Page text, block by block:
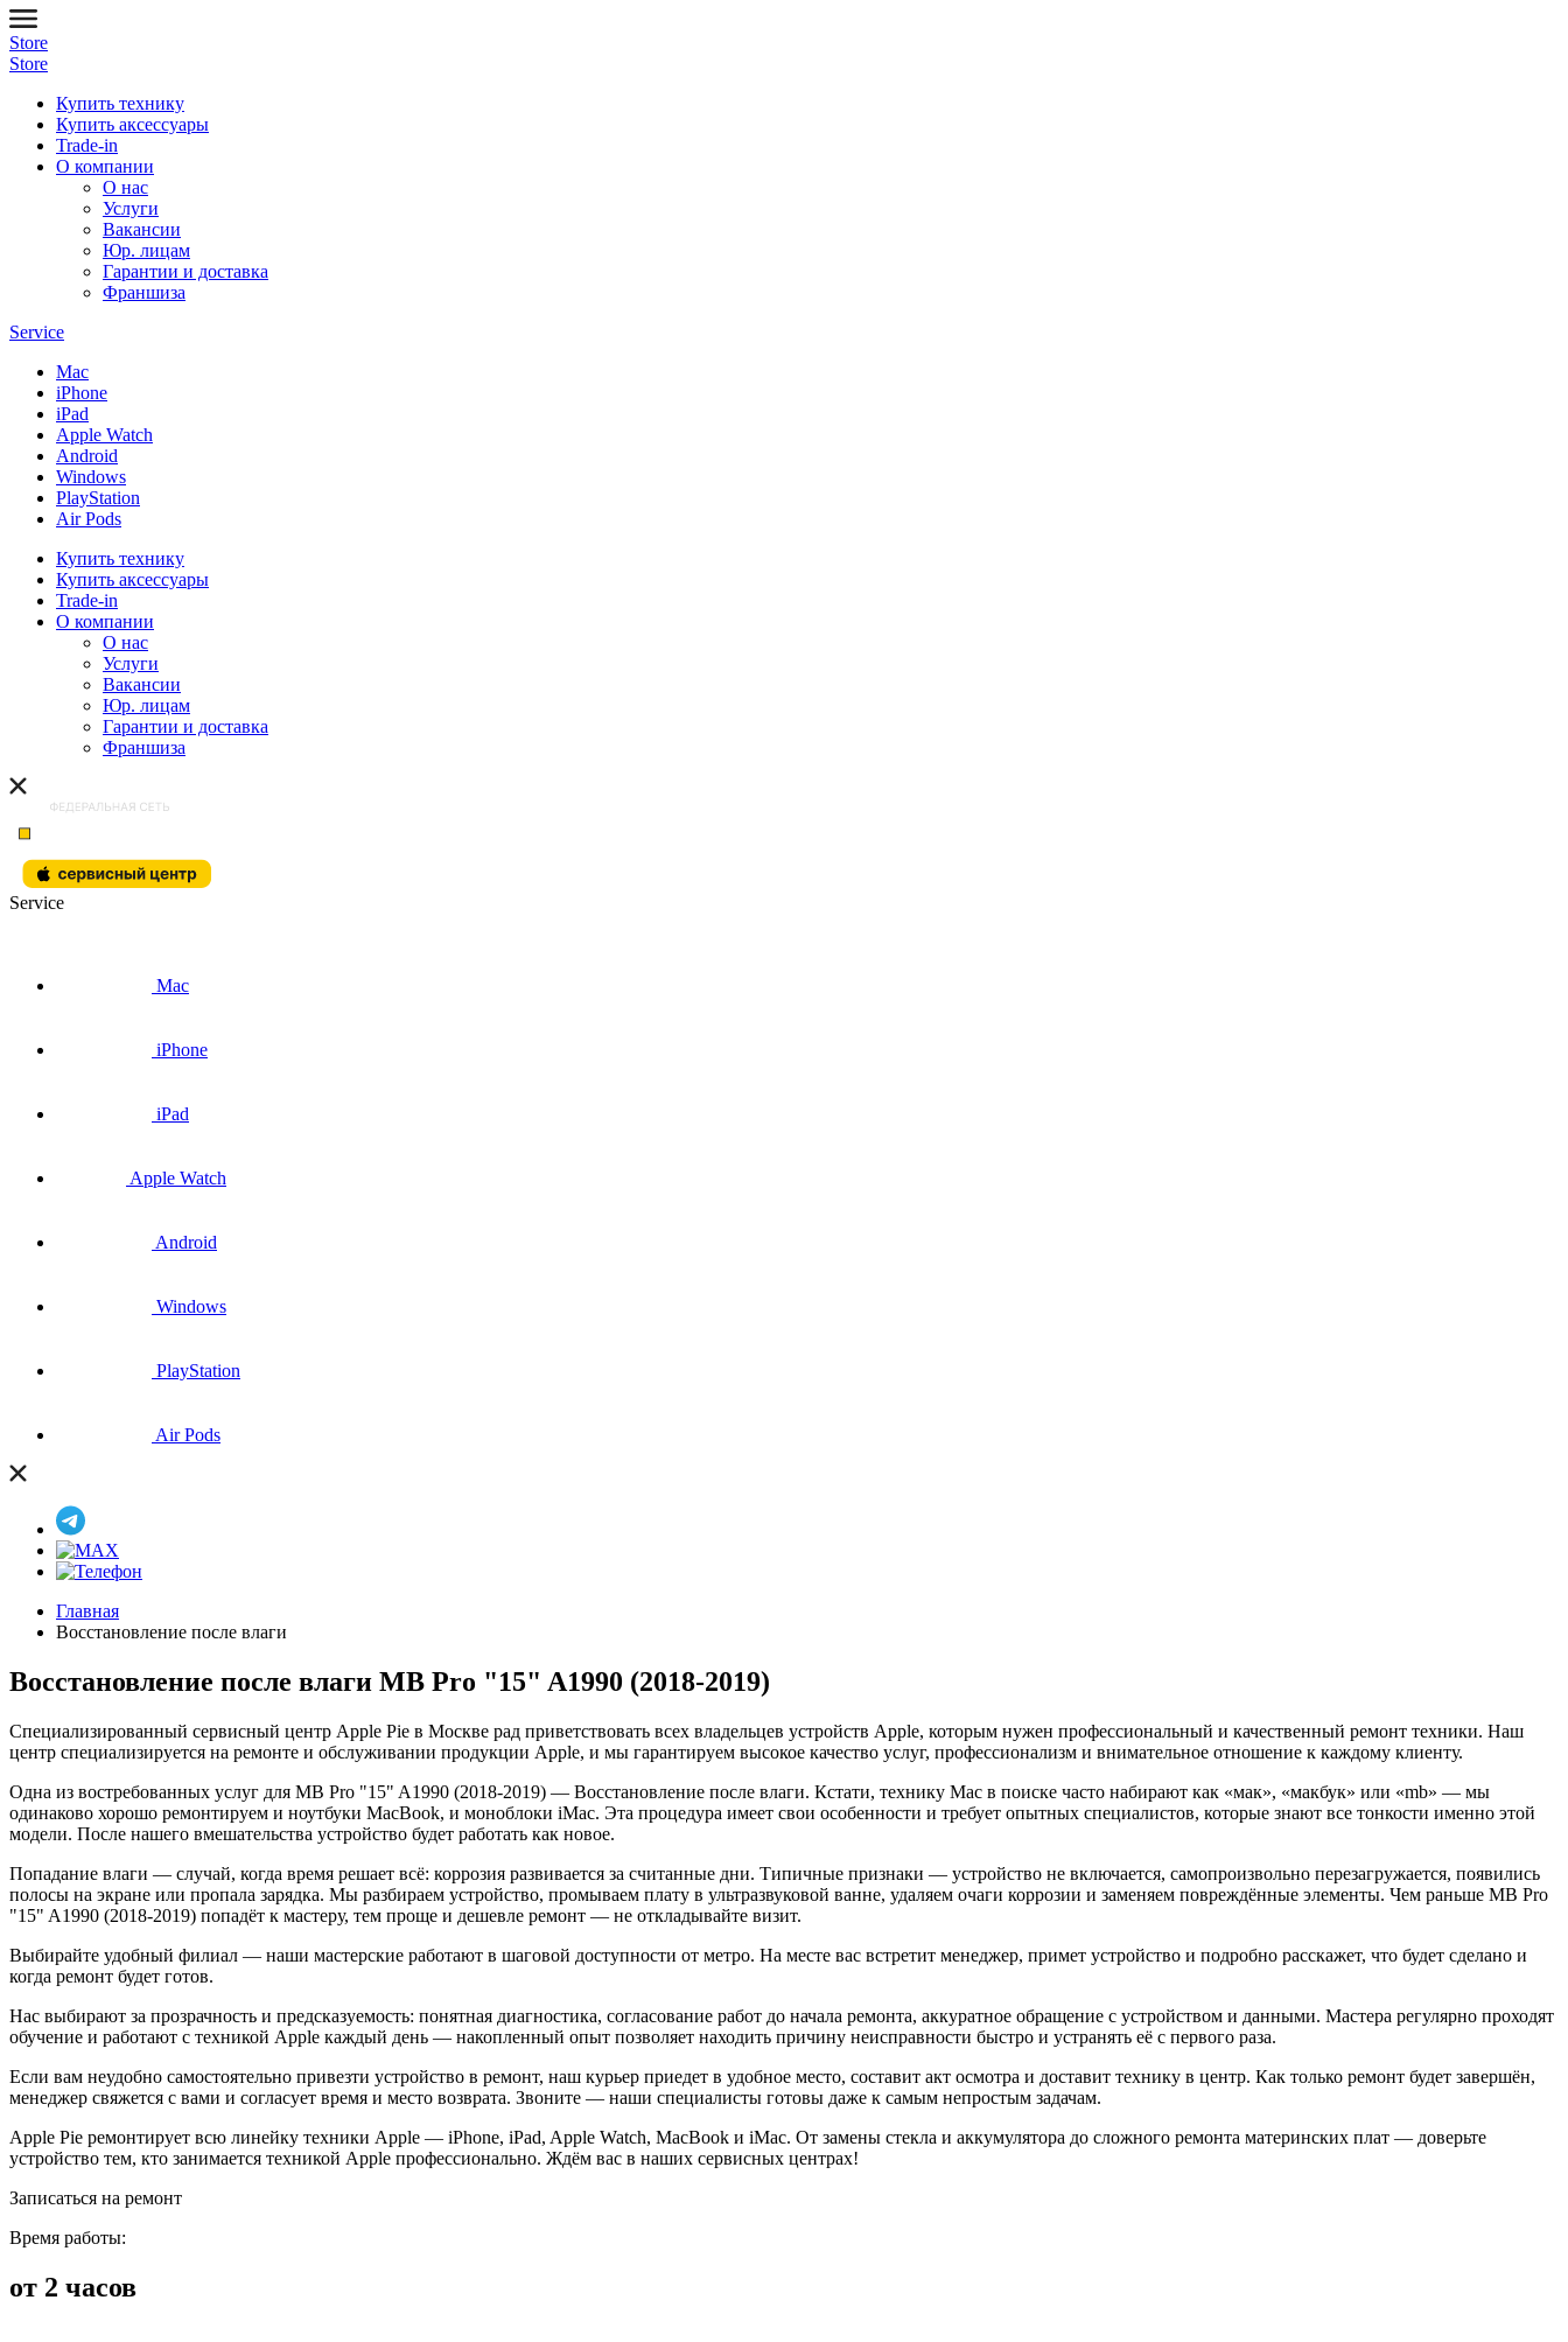
Store
Store
Купить технику
Купить аксессуары
Trade-in
О компании
О нас
Услуги
Вакансии
Юр. лицам
Гарантии и доставка
Франшиза
Service
Mac
iPhone
iPad
Apple Watch
Android
Windows
PlayStation
Air Pods
Купить технику
Купить аксессуары
Trade-in
О компании
О нас
Услуги
Вакансии
Юр. лицам
Гарантии и доставка
Франшиза
Service
Mac
iPhone
iPad
Apple Watch
Android
Windows
PlayStation
Air Pods
Главная
Восстановление после влаги
Восстановление после влаги MB Pro "15" A1990 (2018-2019)
Специализированный сервисный центр Apple Pie в Москве рад приветствовать всех владельцев устройств Apple, которым нужен профессиональный и качественный ремонт техники. Наш
центр специализируется на ремонте и обслуживании продукции Apple, и мы гарантируем высокое качество услуг, профессионализм и внимательное отношение к каждому клиенту.
Одна из востребованных услуг для MB Pro "15" A1990 (2018-2019) — Восстановление после влаги. Кстати, технику Mac в поиске часто набирают как «мак», «макбук» или «mb» — мы
одинаково хорошо ремонтируем и ноутбуки MacBook, и моноблоки iMac. Эта процедура имеет свои особенности и требует опытных специалистов, которые знают все тонкости именно этой
модели. После нашего вмешательства устройство будет работать как новое.
Попадание влаги — случай, когда время решает всё: коррозия развивается за считанные дни. Типичные признаки — устройство не включается, самопроизвольно перезагружается, появились
полосы на экране или пропала зарядка. Мы разбираем устройство, промываем плату в ультразвуковой ванне, удаляем очаги коррозии и заменяем повреждённые элементы. Чем раньше MB Pro
"15" A1990 (2018-2019) попадёт к мастеру, тем проще и дешевле ремонт — не откладывайте визит.
Выбирайте удобный филиал — наши мастерские работают в шаговой доступности от метро. На месте вас встретит менеджер, примет устройство и подробно расскажет, что будет сделано и
когда ремонт будет готов.
Нас выбирают за прозрачность и предсказуемость: понятная диагностика, согласование работ до начала ремонта, аккуратное обращение с устройством и данными. Мастера регулярно проходят
обучение и работают с техникой Apple каждый день — накопленный опыт позволяет находить причину неисправности быстро и устранять её с первого раза.
Если вам неудобно самостоятельно привезти устройство в ремонт, наш курьер приедет в удобное место, составит акт осмотра и доставит технику в центр. Как только ремонт будет завершён,
менеджер свяжется с вами и согласует время и место возврата. Звоните — наши специалисты готовы даже к самым непростым задачам.
Apple Pie ремонтирует всю линейку техники Apple — iPhone, iPad, Apple Watch, MacBook и iMac. От замены стекла и аккумулятора до сложного ремонта материнских плат — доверьте
устройство тем, кто занимается техникой Apple профессионально. Ждём вас в наших сервисных центрах!
Записаться на ремонт
Время работы:
от 2 часов